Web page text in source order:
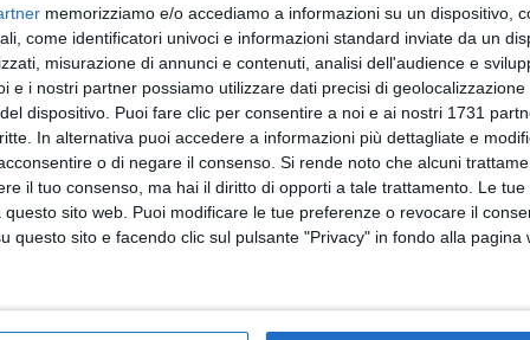
memorizziamo e/o accediamo a informazioni su un dispositivo,
come identificatori univoci e informazioni standard inviate da un
misurazione di annunci e contenuti, analisi dell'audience e
e i nostri partner possiamo utilizzare dati precisi di
dispositivo. Puoi fare clic per consentire a noi e ai nostri 1731
In alternativa puoi accedere a informazioni più dettagliate e
o di negare il consenso. Si rende noto che alcuni
il tuo consenso, ma hai il diritto di opporti a tale trattamento. Le
sito web. Puoi modificare le tue preferenze o revocare il
questo sito e facendo clic sul pulsante "Privacy" in fondo alla pagina
da piazza Plebiscito a corso Umberto I, l'altra il
fino al Vulture.
e stato condiviso dal vice presidente del Parco
cofinanziatore del progetto e si avvale del patrocino del
nonché di "E-venti del Parco".
come strumento idoneo a poter fornire dati e
dall'agronomo Matteo Sorrenti, ma ha
per scoprire le proprie attitudini, un momento
nella costruzione della strumentazione utile al